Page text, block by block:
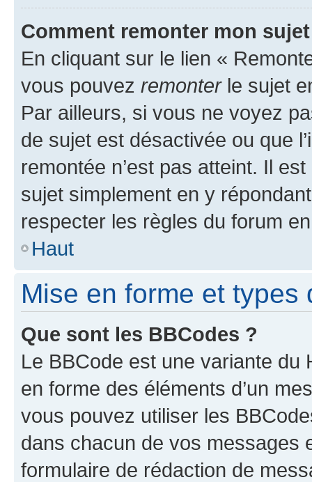
Comment remonter mon
En cliquant sur le lien «
vous pouvez remonterle sujet
Par ailleurs, si vous ne voyez
de sujet est désactivée ou que
remontée n’est pas atteint. Il
sujet simplement en y
respecter les règles du forum
Haut
Mise en forme et types
Que sont les BBCodes ?
Le BBCode est une variante du
en forme des éléments d’un
vous pouvez utiliser les
dans chacun de vos messages
formulaire de rédaction de